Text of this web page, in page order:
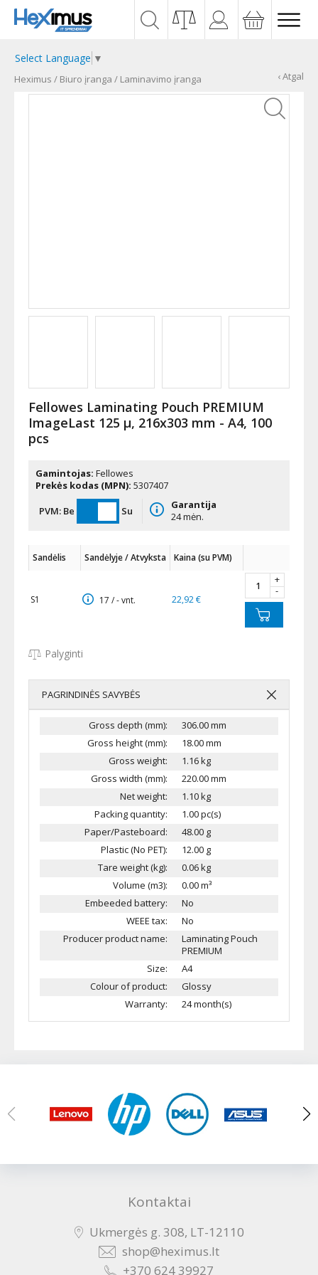
Select Language ▼
Heximus / Biuro įranga / Laminavimo įranga ‹ Atgal
Fellowes Laminating Pouch PREMIUM
ImageLast 125 µ, 216x303 mm - A4, 100
pcs
Gamintojas: Fellowes
Prekės kodas (MPN): 5307407
PVM: Be Su
Garantija
24 mėn.
Sandėlis Sandėlyje / Atvyksta Kaina (su PVM)
S1 17 / - vnt. 22,92 €
+
-
Palyginti
PAGRINDINĖS SAVYBĖS
Gross depth (mm):
306.00 mm
Gross height (mm):
18.00 mm
Gross weight:
1.16 kg
Gross width (mm):
220.00 mm
Net weight:
1.10 kg
Packing quantity:
1.00 pc(s)
Paper/Pasteboard:
48.00 g
Plastic (No PET):
12.00 g
Tare weight (kg):
0.06 kg
Volume (m3):
0.00 m³
Embeeded battery:
No
WEEE tax:
No
Producer product name:
Laminating Pouch
PREMIUM
Size:
A4
Colour of product:
Glossy
Warranty:
24 month(s)
Kontaktai
Ukmergės g. 308, LT-12110
shop@heximus.lt
+370 624 39927